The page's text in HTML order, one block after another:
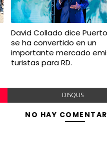
David Collado dice
se ha convertido en un
importante mercado
turistas para RD.
DISQUS
NO HAY